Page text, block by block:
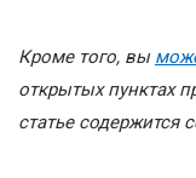
Кроме того, вы
открытых пунктах
статье содержится